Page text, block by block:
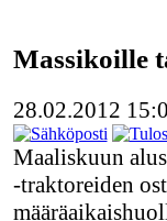
Massikoille
28.02.2012
Maaliskuun
-traktoreiden